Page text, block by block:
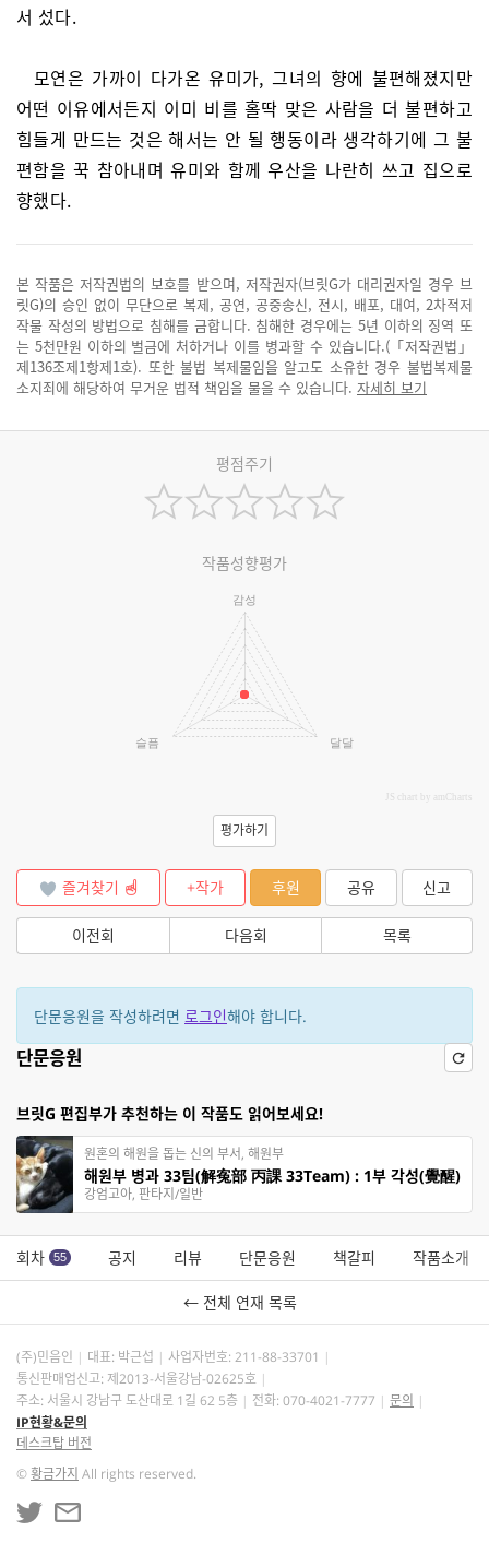
서 섰다.
모연은 가까이 다가온 유미가, 그녀의 향에 불편해졌지만
어떤 이유에서든지 이미 비를 홀딱 맞은 사람을 더 불편하고
힘들게 만드는 것은 해서는 안 될 행동이라 생각하기에 그 불
편함을 꾹 참아내며 유미와 함께 우산을 나란히 쓰고 집으로
향했다.
본 작품은 저작권법의 보호를 받으며, 저작권자(브릿G가 대리권자일 경우 브
릿G)의 승인 없이 무단으로 복제, 공연, 공중송신, 전시, 배포, 대여, 2차적저
작물 작성의 방법으로 침해를 금합니다. 침해한 경우에는 5년 이하의 징역 또
는 5천만원 이하의 벌금에 처하거나 이를 병과할 수 있습니다.(「저작권법」
제136조제1항제1호). 또한 불법 복제물임을 알고도 소유한 경우 불법복제물
소지죄에 해당하여 무거운 법적 책임을 물을 수 있습니다. 자세히 보기
평점주기
작품성향평가
감성
달달
슬픔
JS chart by amCharts
평가하기
즐겨찾기 +작가 후원 공유 신고
이전회 다음회 목록
단문응원을 작성하려면 로그인해야 합니다.
단문응원
브릿G 편집부가 추천하는 이 작품도 읽어보세요!
원혼의 해원을 돕는 신의 부서, 해원부
해원부 병과 33팀(解寃部 丙課 33Team) : 1부 각성(覺醒)
강엄고아, 판타지/일반
회차 55 공지 리뷰 단문응원 책갈피 작품소개
← 전체 연재 목록
(주)민음인 대표: 박근섭 사업자번호: 211-88-33701
통신판매업신고: 제2013-서울강남-02625호
주소: 서울시 강남구 도산대로 1길 62 5층
전화: 070-4021-7777
문의
IP현황&문의
데스크탑 버전
©황금가지 All rights reserved.